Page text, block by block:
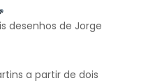
desenhos de Jorge
a partir de dois